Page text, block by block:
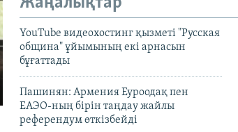
YouTube видеохостинг қызметі "Русская
община" ұйымының екі арнасын
бұғаттады
Пашинян: Армения Еуроодақ пен
ЕАЭО-ның бірін таңдау жайлы
референдум өткізбейді